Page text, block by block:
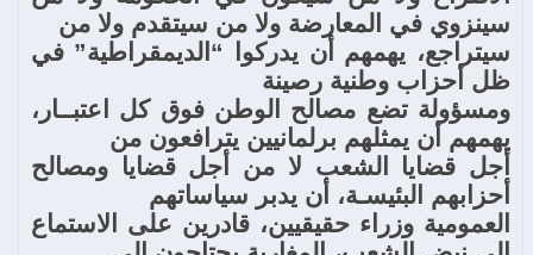
سينزوي في المعارضة ولا من سيتقدم ولا من
سيتراجع، يهمهم أن يدركوا “الديمقراطية” في
ظل أحزاب وطنية رصينة
ومسؤولة تضع مصالح الوطن فوق كل اعتبــار،
يهمهم أن يمثلهم برلمانيين يترافعون من
أجل قضايا الشعب لا من أجل قضايا ومصالح
أحزابهم البئيسـة، أن يدبر سياساتهم
العمومية وزراء حقيقيين، قادرين على الاستماع